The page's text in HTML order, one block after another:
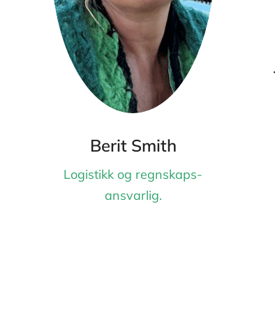
Berit Smith
Logistikk og regnskaps-
ansvarlig.